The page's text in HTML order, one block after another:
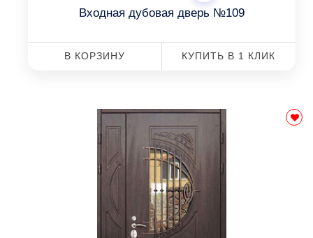
Входная дубовая дверь №109
В КОРЗИНУ КУПИТЬ В 1 КЛИК